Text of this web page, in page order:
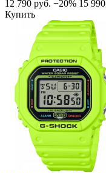
12 790 руб. −20% 15 990
Купить